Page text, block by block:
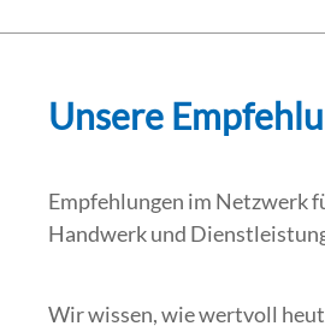
Unsere
Empfehlungen im Netzwerk
Handwerk und
Wir wissen, wie wertvoll